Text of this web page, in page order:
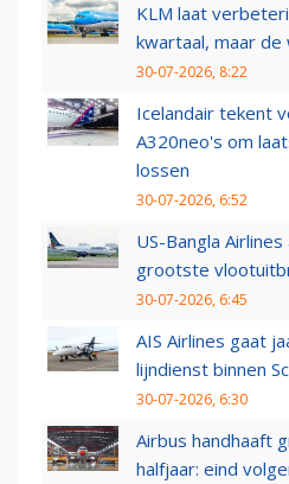
KLM laat
kwartaal, maar de
30-07-2026, 8:22
Icelandair tekent
A320neo's om
lossen
30-07-2026, 6:52
US-Bangla
grootste
30-07-2026, 6:45
AIS Airlines gaat
lijndienst binnen
30-07-2026, 6:30
Airbus handhaaft
halfjaar: eind